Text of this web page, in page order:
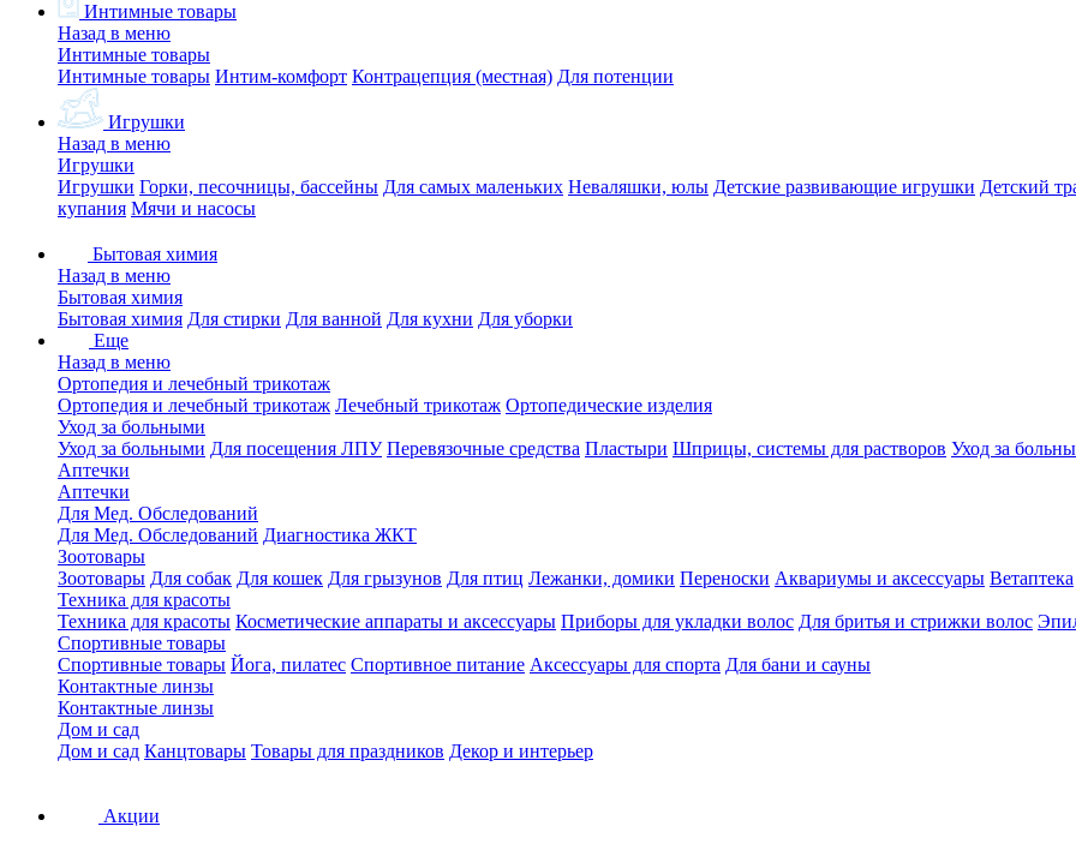
Интимные товары
Назад в меню
Интимные товары
Интимные товары Интим-комфорт Контрацепция (местная) Для потенции
Игрушки
Назад в меню
Игрушки
Игрушки Горки, песочницы, бассейны Для самых маленьких Неваляшки, юлы Детские развивающие игрушки Детский
купания Мячи и насосы
Бытовая химия
Назад в меню
Бытовая химия
Бытовая химия Для стирки Для ванной Для кухни Для уборки
Еще
Назад в меню
Ортопедия и лечебный трикотаж
Ортопедия и лечебный трикотаж Лечебный трикотаж Ортопедические изделия
Уход за больными
Уход за больными Для посещения ЛПУ Перевязочные средства Пластыри Шприцы, системы для растворов Уход за
Аптечки
Аптечки
Для Мед. Обследований
Для Мед. Обследований Диагностика ЖКТ
Зоотовары
Зоотовары Для собак Для кошек Для грызунов Для птиц Лежанки, домики Переноски Аквариумы и аксессуары Ветаптека
Техника для красоты
Техника для красоты Косметические аппараты и аксессуары Приборы для укладки волос Для бритья и стрижки волос
Спортивные товары
Спортивные товары Йога, пилатес Спортивное питание Аксессуары для спорта Для бани и сауны
Контактные линзы
Контактные линзы
Дом и сад
Дом и сад Канцтовары Товары для праздников Декор и интерьер
Акции